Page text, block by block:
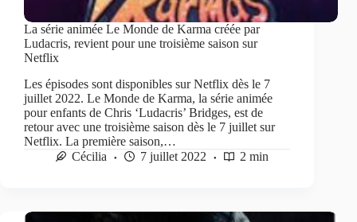
La série animée Le Monde de Karma créée par
Ludacris, revient pour une troisième saison sur
Netflix
Les épisodes sont disponibles sur Netflix dès le 7
juillet 2022. Le Monde de Karma, la série animée
pour enfants de Chris ‘Ludacris’ Bridges, est de
retour avec une troisième saison dès le 7 juillet sur
Netflix. La première saison,…
Cécilia
7 juillet 2022 2 min